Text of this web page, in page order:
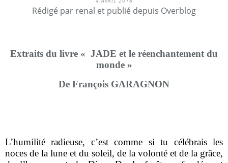
Rédigé par renal et publié depuis Overblog
Extraits du livre « JADE et le réenchantement du
monde »
De François GARAGNON
L’humilité radieuse, c’est comme si tu célébrais les
noces de la lune et du soleil, de la volonté et de la grâce,